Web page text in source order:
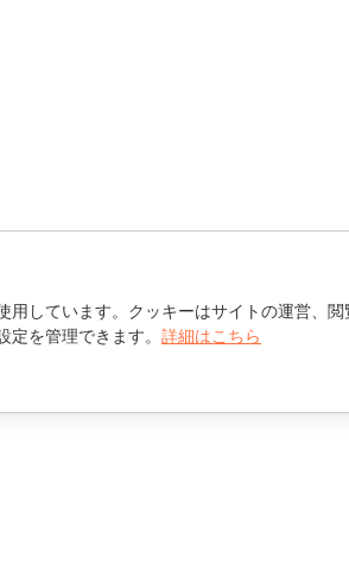
しています。クッキーはサイトの運営、閲
を管理できます。 詳細はこちら